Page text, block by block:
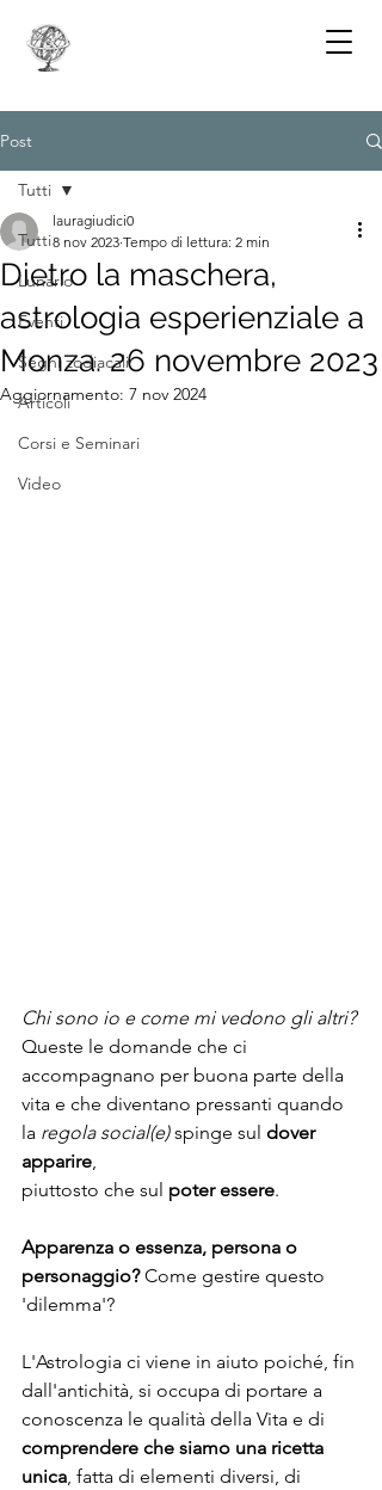
Post
Tutti
Lunario
Eventi
Segni zodiacali
Articoli
Corsi e Seminari
Video
Tutti
Dietro la maschera,
astrologia esperienziale a
Monza. 26 novembre 2023
lauragiudici0
8 nov 2023 Tempo di lettura: 2 min
Aggiornamento: 7 nov 2024
Chi sono io e come mi vedono gli altri?
Queste le domande che ci
accompagnano per buona parte della
vita e che diventano pressanti quando
la regola social(e) spinge sul dover
apparire,
piuttosto che sul poter essere.
Apparenza o essenza, persona o
personaggio? Come gestire questo
'dilemma'?
L'Astrologia ci viene in aiuto poiché, fin
dall'antichità, si occupa di portare a
conoscenza le qualità della Vita e di
comprendere che siamo una ricetta
unica, fatta di elementi diversi, di